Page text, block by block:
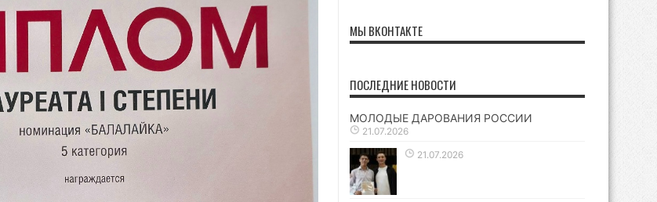
МЫ ВКОНТАКТЕ
ПОСЛЕДНИЕ НОВОСТИ
МОЛОДЫЕ ДАРОВАНИЯ РОССИИ
21.07.2026
21.07.2026